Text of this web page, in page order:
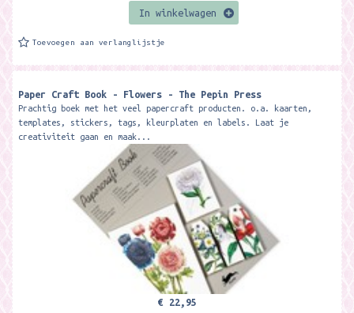
In winkelwagen
Toevoegen aan verlanglijstje
Paper Craft Book - Flowers - The Pepin Press
Prachtig boek met het veel papercraft producten. o.a. kaarten,
templates, stickers, tags, kleurplaten en labels. Laat je
creativiteit gaan en maak...
€ 22,95